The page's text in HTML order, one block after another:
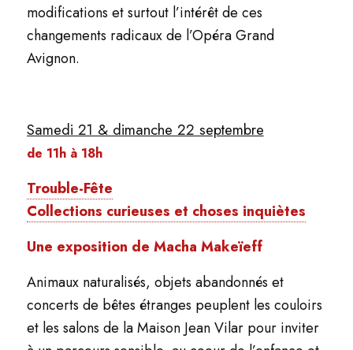
modifications et surtout l’intérêt de ces
changements radicaux de l’Opéra Grand
Avignon.
Samedi 21 & dimanche 22 septembre
de 11h à 18h
Trouble-Fête
Collections curieuses et choses inquiètes
Une exposition de Macha Makeïeff
Animaux naturalisés, objets abandonnés et
concerts de bêtes étranges peuplent les couloirs
et les salons de la Maison Jean Vilar pour inviter